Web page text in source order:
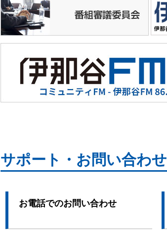
11:55
今週の教室
12:00
★伊那谷昼ワイド867
14:00
ハローちびっこ▽竜北・ぞう組
松尾アトムの瞬間メタル
名湯の条件
私の地域▽緑のある風景
今週の教室
サポート・お問い合わせ
お電話でのお問い合わせ